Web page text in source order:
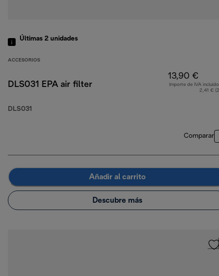
Últimas 2 unidades
ACCESORIOS
DLS031 EPA air filter
DLS031
13,90 €
Importe de IVA
2,41 €
Comparar
Añadir al carrito
Descubre más